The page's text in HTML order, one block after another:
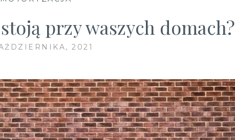
przy waszych domach?
2021